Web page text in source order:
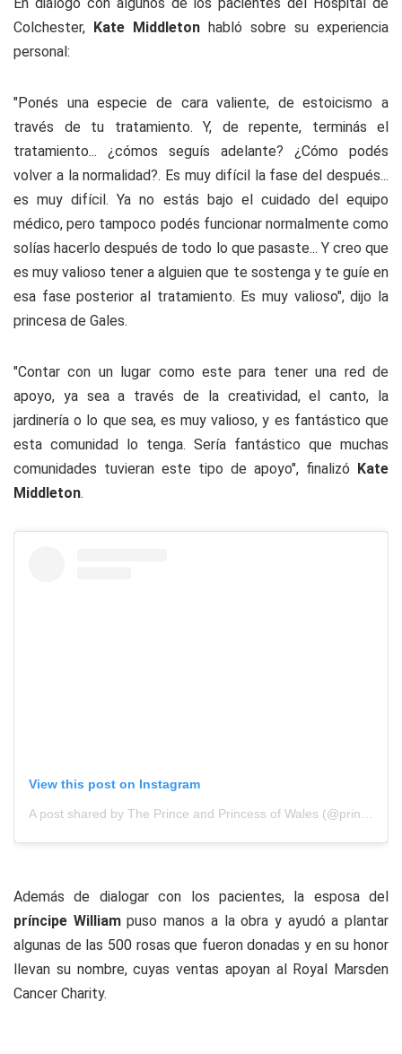
Colchester, Kate Middleton habló sobre su experiencia
personal:
"Ponés una especie de cara valiente, de estoicismo a
través de tu tratamiento. Y, de repente, terminás el
tratamiento... ¿cómos seguís adelante? ¿Cómo podés
volver a la normalidad?. Es muy difícil la fase del después...
es muy difícil. Ya no estás bajo el cuidado del equipo
médico, pero tampoco podés funcionar normalmente como
solías hacerlo después de todo lo que pasaste... Y creo que
es muy valioso tener a alguien que te sostenga y te guíe en
esa fase posterior al tratamiento. Es muy valioso", dijo la
princesa de Gales.
"Contar con un lugar como este para tener una red de
apoyo, ya sea a través de la creatividad, el canto, la
jardinería o lo que sea, es muy valioso, y es fantástico que
esta comunidad lo tenga. Sería fantástico que muchas
comunidades tuvieran este tipo de apoyo", finalizó Kate
Middleton.
View this post on Instagram
Además de dialogar con los pacientes, la esposa del
príncipe Williampuso manos a la obra y ayudó a plantar
algunas de las 500 rosas que fueron donadas y en su honor
llevan su nombre, cuyas ventas apoyan al Royal Marsden
Cancer Charity.